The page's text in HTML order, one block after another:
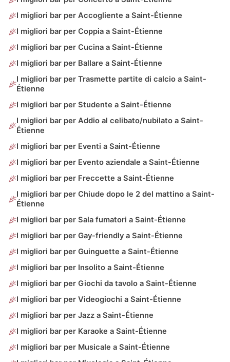
I migliori bar per Accogliente a Saint-Étienne
I migliori bar per Coppia a Saint-Étienne
I migliori bar per Cucina a Saint-Étienne
I migliori bar per Ballare a Saint-Étienne
I migliori bar per Trasmette partite di calcio a Saint-
Étienne
I migliori bar per Studente a Saint-Étienne
I migliori bar per Addio al celibato/nubilato a Saint-
Étienne
I migliori bar per Eventi a Saint-Étienne
I migliori bar per Evento aziendale a Saint-Étienne
I migliori bar per Freccette a Saint-Étienne
I migliori bar per Chiude dopo le 2 del mattino a Saint-
Étienne
I migliori bar per Sala fumatori a Saint-Étienne
I migliori bar per Gay-friendly a Saint-Étienne
I migliori bar per Guinguette a Saint-Étienne
I migliori bar per Insolito a Saint-Étienne
I migliori bar per Giochi da tavolo a Saint-Étienne
I migliori bar per Videogiochi a Saint-Étienne
I migliori bar per Jazz a Saint-Étienne
I migliori bar per Karaoke a Saint-Étienne
I migliori bar per Musicale a Saint-Étienne